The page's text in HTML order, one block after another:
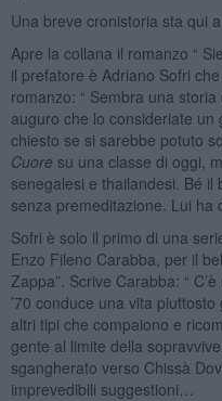
Una breve cronistoria sta qui
Apre la collana il romanzo “
il prefatore è Adriano Sofri
romanzo: “ Sembra una storia
auguro che lo consideriate
chiesto se si sarebbe potuto
Cuore su una classe di oggi,
senegalesi e thailandesi. Bé il
senza premeditazione. Lui ha
Sofri è solo il primo di una
Enzo Fileno Carabba, per il
Zappa”. Scrive Carabba: “
’70 conduce una vita
altri tipi che compaiono e
gente al limite della
sgangherato verso Chissà
imprevedibili suggestioni…